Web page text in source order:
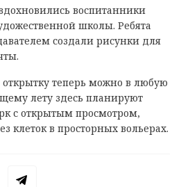
воспитанники
школы. Ребята
создали рисунки для
теперь можно в любую
лету здесь планируют
с открытым просмотром,
клеток в просторных вольерах.